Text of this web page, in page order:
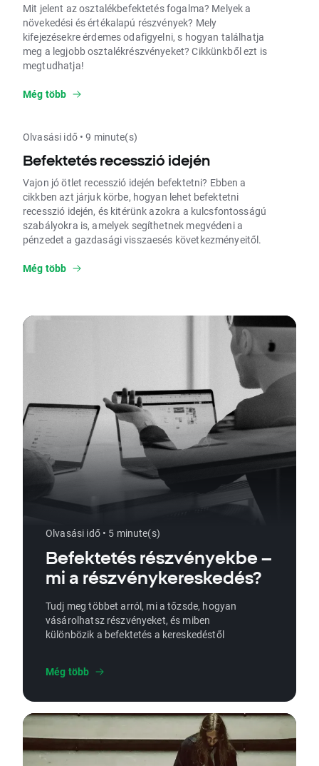
Mit jelent az osztalékbefektetés fogalma? Melyek a
növekedési és értékalapú részvények? Mely
kifejezésekre érdemes odafigyelni, s hogyan találhatja
meg a legjobb osztalékrészvényeket? Cikkünkből ezt is
megtudhatja!
Még több
Olvasási idő • 9 minute(s)
Befektetés recesszió idején
Vajon jó ötlet recesszió idején befektetni? Ebben a
cikkben azt járjuk körbe, hogyan lehet befektetni
recesszió idején, és kitérünk azokra a kulcsfontosságú
szabályokra is, amelyek segíthetnek megvédeni a
pénzedet a gazdasági visszaesés következményeitől.
Még több
Olvasási idő • 5 minute(s)
Befektetés részvényekbe –
mi a részvénykereskedés?
Tudj meg többet arról, mi a tőzsde, hogyan
vásárolhatsz részvényeket, és miben
különbözik a befektetés a kereskedéstől
Még több